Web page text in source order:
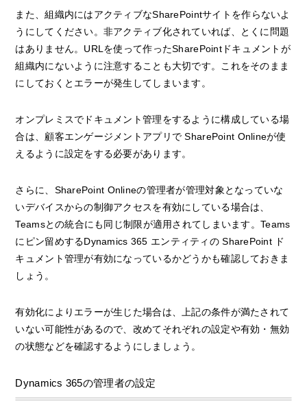
また、組織内にはアクティブなSharePointサイトを作らないよ
うにしてください。非アクティブ化されていれば、とくに問題
はありません。URLを使って作ったSharePointドキュメントが
組織内にないように注意することも大切です。これをそのまま
にしておくとエラーが発生してしまいます。
オンプレミスでドキュメント管理をするように構成している場
合は、顧客エンゲージメントアプリで SharePoint Onlineが使
えるように設定をする必要があります。
さらに、SharePoint Onlineの管理者が管理対象となっていな
いデバイスからの制御アクセスを有効にしている場合は、
Teamsとの統合にも同じ制限が適用されてしまいます。Teams
にピン留めするDynamics 365 エンティティの SharePoint ド
キュメント管理が有効になっているかどうかも確認しておきま
しょう。
有効化によりエラーが生じた場合は、上記の条件が満たされて
いない可能性があるので、改めてそれぞれの設定や有効・無効
の状態などを確認するようにしましょう。
Dynamics 365の管理者の設定